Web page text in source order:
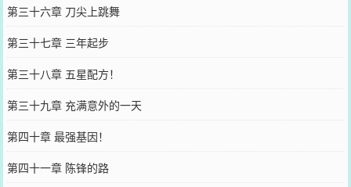
第三十六章 刀尖上跳舞
第三十七章 三年起步
第三十八章 五星配方！
第三十九章 充满意外的一天
第四十章 最强基因！
第四十一章 陈锋的路